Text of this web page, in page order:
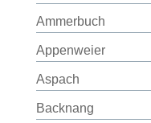
Ammerbuch
Appenweier
Aspach
Backnang